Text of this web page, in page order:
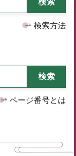
検索方法
ページ番号とは